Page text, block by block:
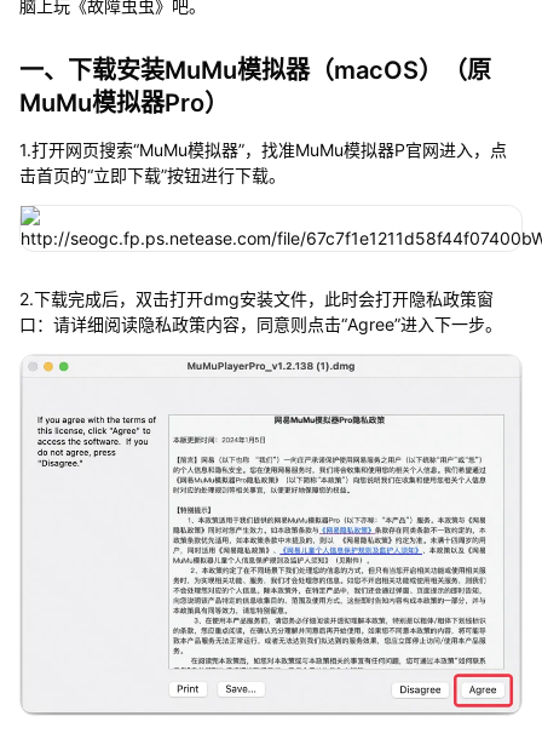
脑上玩《故障虫虫》吧。
一、下载安装MuMu模拟器（macOS）（原
MuMu模拟器Pro）
1.打开网页搜索“MuMu模拟器”，找准MuMu模拟器P官网进入，点
击首页的“立即下载”按钮进行下载。
2.下载完成后，双击打开dmg安装文件，此时会打开隐私政策窗
口：请详细阅读隐私政策内容，同意则点击“Agree”进入下一步。